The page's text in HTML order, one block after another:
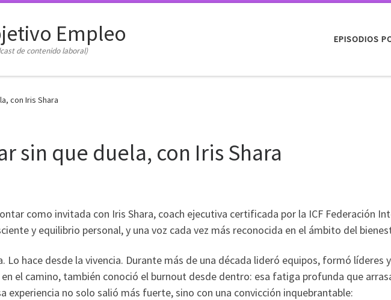
Empleo
de contenido laboral)
EPISODIOS
con Iris Shara
sin que duela, con Iris Shara
como invitada con Iris Shara, coach ejecutiva certificada por la ICF Federación
y equilibrio personal, y una voz cada vez más reconocida en el ámbito del
Lo hace desde la vivencia. Durante más de una década lideró equipos, formó líderes
el camino, también conoció el burnout desde dentro: esa fatiga profunda que
experiencia no solo salió más fuerte, sino con una convicción inquebrantable: